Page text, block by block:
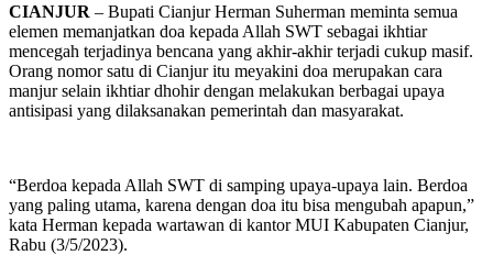
CIANJUR – Bupati Cianjur Herman Suherman meminta semua
elemen memanjatkan doa kepada Allah SWT sebagai ikhtiar
mencegah terjadinya bencana yang akhir-akhir terjadi cukup masif.
Orang nomor satu di Cianjur itu meyakini doa merupakan cara
manjur selain ikhtiar dhohir dengan melakukan berbagai upaya
antisipasi yang dilaksanakan pemerintah dan masyarakat.
“Berdoa kepada Allah SWT di samping upaya-upaya lain. Berdoa
yang paling utama, karena dengan doa itu bisa mengubah apapun,”
kata Herman kepada wartawan di kantor MUI Kabupaten Cianjur,
Rabu (3/5/2023).